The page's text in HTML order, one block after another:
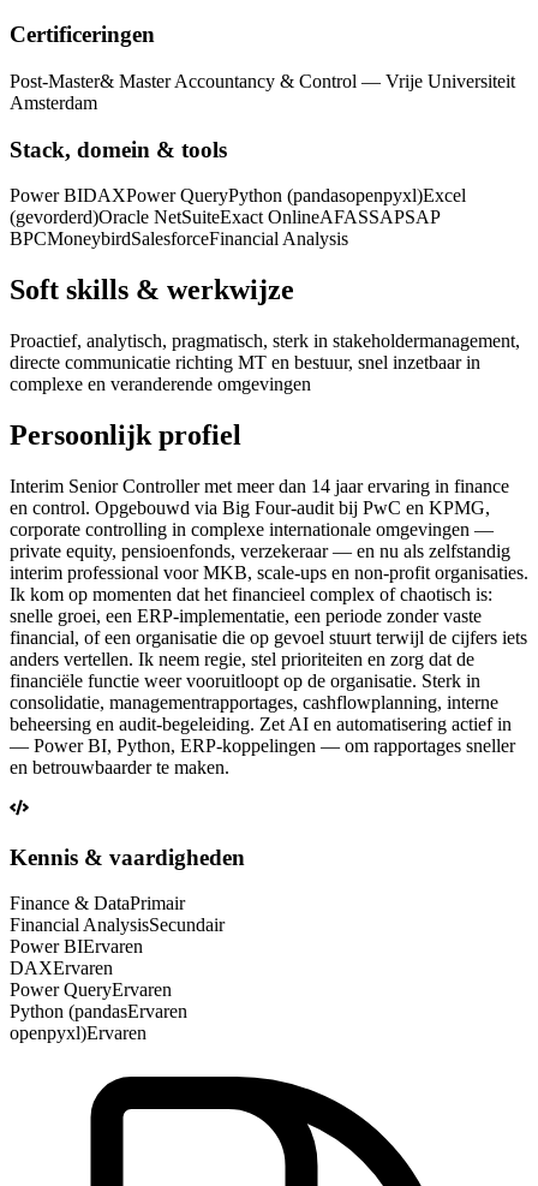
Certificeringen
Post-Master& Master Accountancy & Control — Vrije Universiteit
Amsterdam
Stack, domein & tools
Power BIDAXPower QueryPython (pandasopenpyxl)Excel
(gevorderd)Oracle NetSuiteExact OnlineAFASSAPSAP
BPCMoneybirdSalesforceFinancial Analysis
Soft skills & werkwijze
Proactief, analytisch, pragmatisch, sterk in stakeholdermanagement,
directe communicatie richting MT en bestuur, snel inzetbaar in
complexe en veranderende omgevingen
Persoonlijk profiel
Interim Senior Controller met meer dan 14 jaar ervaring in finance
en control. Opgebouwd via Big Four-audit bij PwC en KPMG,
corporate controlling in complexe internationale omgevingen —
private equity, pensioenfonds, verzekeraar — en nu als zelfstandig
interim professional voor MKB, scale-ups en non-profit organisaties.
Ik kom op momenten dat het financieel complex of chaotisch is:
snelle groei, een ERP-implementatie, een periode zonder vaste
financial, of een organisatie die op gevoel stuurt terwijl de cijfers iets
anders vertellen. Ik neem regie, stel prioriteiten en zorg dat de
financiële functie weer vooruitloopt op de organisatie. Sterk in
consolidatie, managementrapportages, cashflowplanning, interne
beheersing en audit-begeleiding. Zet AI en automatisering actief in
— Power BI, Python, ERP-koppelingen — om rapportages sneller
en betrouwbaarder te maken.
Kennis & vaardigheden
Finance & DataPrimair
Financial AnalysisSecundair
Power BIErvaren
DAXErvaren
Power QueryErvaren
Python (pandasErvaren
openpyxl)Ervaren